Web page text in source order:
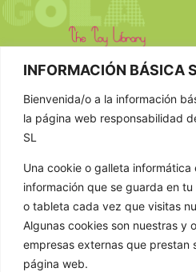
INFORMACIÓN BÁSICA
Bienvenida/o a la información
la página web responsabilidad
SL
Una cookie o galleta
información que se guarda en tu
o tableta cada vez que visitas
Algunas cookies son nuestras y
empresas externas que prestan
página web.
CONTACTAR
603 652 555
Trav de Cacheiras 64,
15886 Teo A Coruña
GOLA